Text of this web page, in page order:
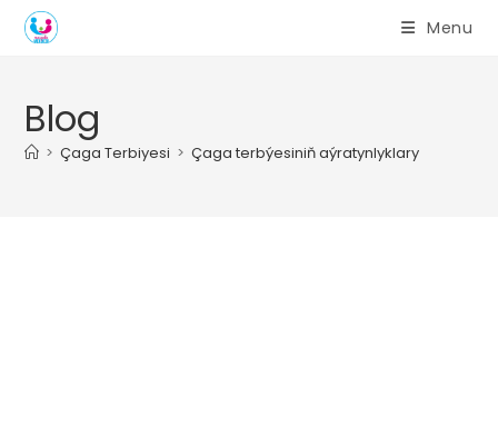
Skip
Menu
Blog
> Çaga Terbiyesi > Çaga terbýesiniň aýratynlyklary